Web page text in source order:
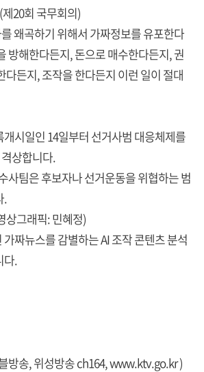
20회 국무회의)
왜곡하기 위해서 가짜정보를 유포한다
방해한다든지, 돈으로 매수한다든지, 권
다든지, 조작을 한다든지 이런 일이 절대
시일인 14일부터 선거사범 대응체제를
상합니다.
사팀은 후보자나 선거운동을 위협하는 범
.
상그래픽: 민혜정)
짜뉴스를 감별하는 AI 조작 콘텐츠 분석
다.
방송, 위성방송 ch164,www.ktv.go.kr)